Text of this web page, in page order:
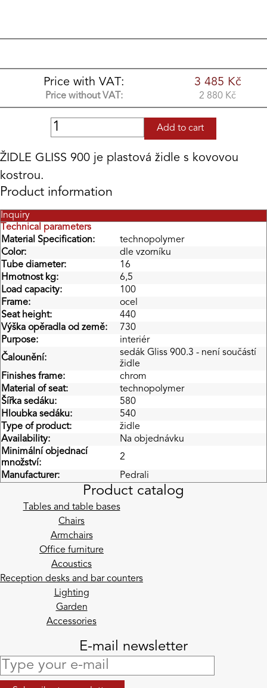
ŽIDLE GLISS 900 je plastová židle s kovovou
kostrou.
Price with VAT: 3 485 Kč
Price without VAT: 2 880 Kč
Add to cart
Product information
Technical parameters
Inquiry
Material Specification:
technopolymer
Color:
dle vzorníku
Tube diameter:
16
Hmotnost kg:
6,5
Load capacity:
100
Frame:
ocel
Seat height:
440
Výška opěradla od země:
730
Purpose:
interiér
Čalounění:
sedák Gliss 900.3 - není součástí
židle
Finishes frame:
chrom
Material of seat:
technopolymer
Šířka sedáku:
580
Hloubka sedáku:
540
Type of product:
židle
Availability:
Na objednávku
Minimální objednací
množství:
2
Manufacturer:
Pedrali
Product catalog
Tables and table bases
Chairs
Armchairs
Office furniture
Acoustics
Reception desks and bar counters
Lighting
Garden
Accessories
E-mail newsletter